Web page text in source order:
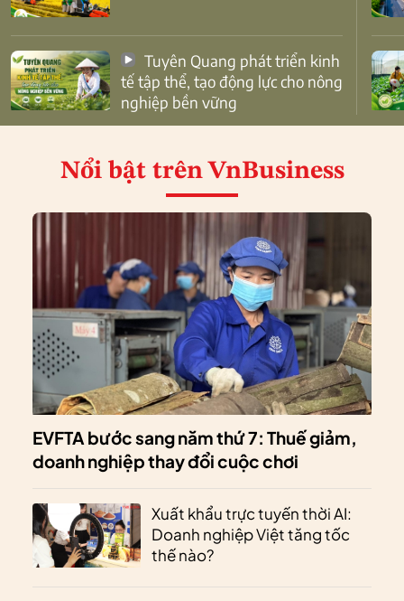
tế tập thể, tạo động lực cho nông
nghiệp bền vững
Nổi bật trên VnBusiness
EVFTA bước sang năm thứ 7: Thuế giảm,
doanh nghiệp thay đổi cuộc chơi
Xuất khẩu trực tuyến thời AI:
Doanh nghiệp Việt tăng tốc
thế nào?